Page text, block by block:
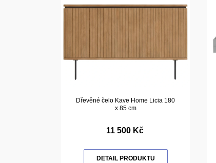
Dřevěné čelo Kave Home Licia 180
x 85 cm
11 500 Kč
DETAIL PRODUKTU